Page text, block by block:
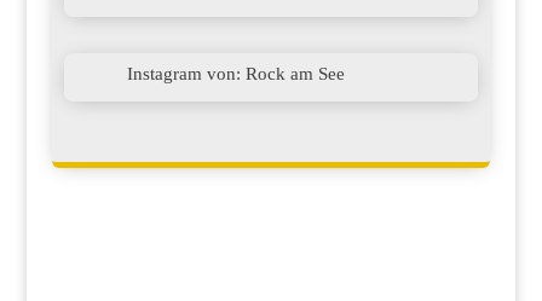
Instagram von: Rock am See